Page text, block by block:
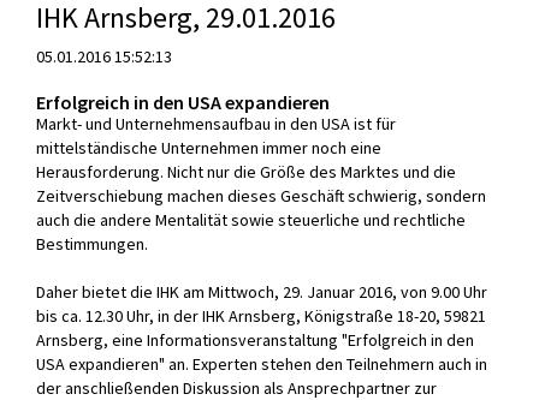
Services
US Market
Latest
News
Press
Career
Publications
IHK Arnsberg, 29.01.2016
05.01.2016 15:52:13
Erfolgreich in den USA expandieren
Markt- und Unternehmensaufbau in den USA ist für
mittelständische Unternehmen immer noch eine
Herausforderung. Nicht nur die Größe des Marktes und die
Zeitverschiebung machen dieses Geschäft schwierig, sondern
auch die andere Mentalität sowie steuerliche und rechtliche
Bestimmungen.
Daher bietet die IHK am Mittwoch, 29. Januar 2016, von 9.00 Uhr
bis ca. 12.30 Uhr, in der IHK Arnsberg, Königstraße 18-20, 59821
Arnsberg, eine Informationsveranstaltung "Erfolgreich in den
USA expandieren" an. Experten stehen den Teilnehmern auch in
der anschließenden Diskussion als Ansprechpartner zur